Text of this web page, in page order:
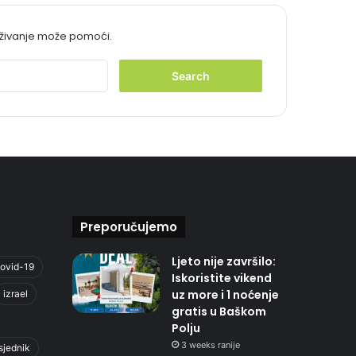
može pomoći.
r
19
izrael
Preporučujemo
Ljeto nije završilo:
Iskoristite vikend
uz more i 1 noćenje
gratis u Baškom
Polju
3 weeks ranije